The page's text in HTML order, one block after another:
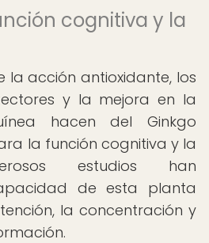
cognitiva y la
la acción antioxidante, los
y la mejora en la
hacen del Ginkgo
la función cognitiva y la
estudios han
de esta planta
la concentración y